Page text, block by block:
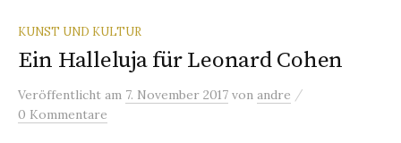
KUNST UND KULTUR
Ein Halleluja für Leonard Cohen
Veröffentlicht am 7. November 2017 von andre /
0 Kommentare